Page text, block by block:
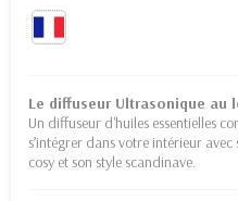
Le diffuseur Ultrasonique au
Un diffuseur d'huiles essentielles
s’intégrer dans votre intérieur
cosy et son style scandinave.